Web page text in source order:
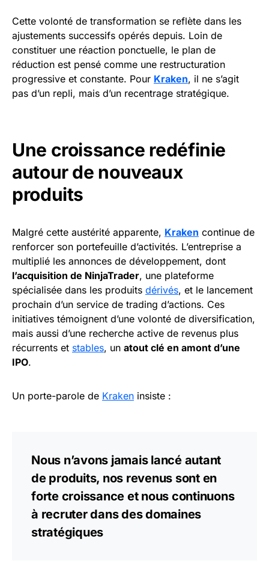
Cette volonté de transformation se reflète dans les
ajustements successifs opérés depuis. Loin de
constituer une réaction ponctuelle, le plan de
réduction est pensé comme une restructuration
progressive et constante. Pour Kraken, il ne s’agit
pas d’un repli, mais d’un recentrage stratégique.
Une croissance redéfinie
autour de nouveaux
produits
Malgré cette austérité apparente, Kraken continue de
renforcer son portefeuille d’activités. L’entreprise a
multiplié les annonces de développement, dont
l’acquisition de NinjaTrader, une plateforme
spécialisée dans les produits dérivés, et le lancement
prochain d’un service de trading d’actions. Ces
initiatives témoignent d’une volonté de diversification,
mais aussi d’une recherche active de revenus plus
récurrents et stables, un atout clé en amont d’une
IPO.
Un porte-parole de Kraken insiste :
Nous n’avons jamais lancé autant
de produits, nos revenus sont en
forte croissance et nous continuons
à recruter dans des domaines
stratégiques